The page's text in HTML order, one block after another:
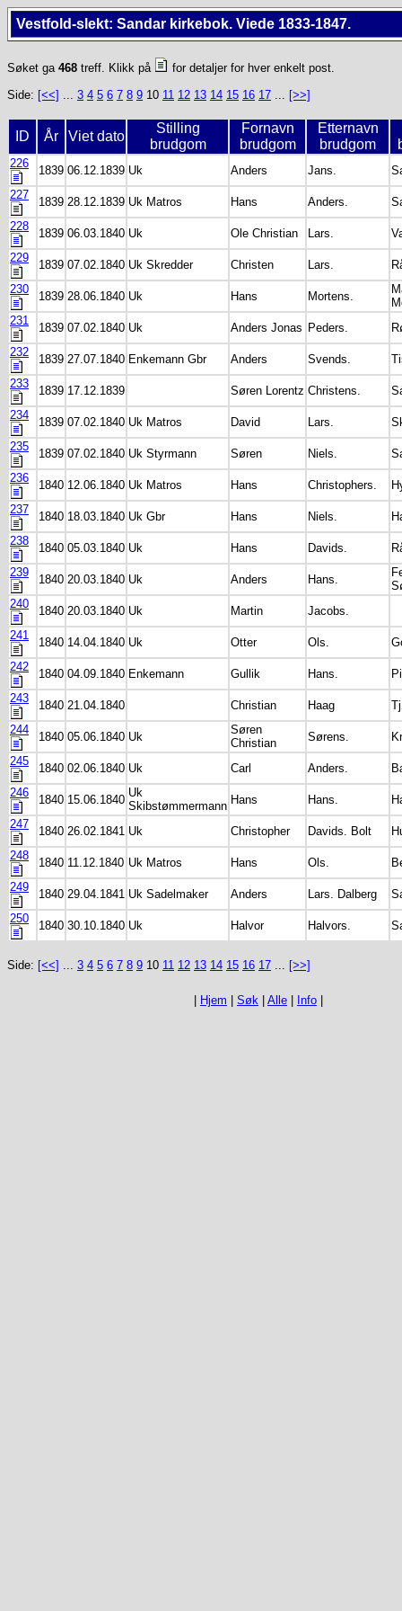
Vestfold-slekt: Sandar kirkebok. Viede 1833-1847.
Søket ga 468 treff. Klikk på
for detaljer for hver enkelt post.
Side: [<<] ... 3 4 5 6 7 8 9 10 11 12 13 14 15 16 17 ... [>>]
ID År Viet dato
Stilling
brudgom
Fornavn
brudgom
Etternavn
brudgom
226
1839 06.12.1839 Uk Anders Jans.
227
1839 28.12.1839 Uk Matros Hans Anders.
228
1839 06.03.1840 Uk Ole Christian Lars.
229
1839 07.02.1840 Uk Skredder Christen Lars.
230
1839 28.06.1840 Uk Hans Mortens.
231
1839 07.02.1840 Uk Anders Jonas Peders.
232
1839 27.07.1840 Enkemann Gbr Anders Svends.
233
1839 17.12.1839 Søren Lorentz Christens.
234
1839 07.02.1840 Uk Matros David Lars.
235
1839 07.02.1840 Uk Styrmann Søren Niels.
236
1840 12.06.1840 Uk Matros Hans Christophers.
237
1840 18.03.1840 Uk Gbr Hans Niels.
238
1840 05.03.1840 Uk Hans Davids.
239
1840 20.03.1840 Uk Anders Hans.
240
1840 20.03.1840 Uk Martin
Jacobs.
241
1840 14.04.1840 Uk Otter Ols.
242
1840 04.09.1840 Enkemann Gullik Hans.
243
1840 21.04.1840 Christian Haag
244
1840 05.06.1840 Uk
Søren
Christian
Sørens.
245
1840 02.06.1840 Uk Carl Anders.
246
1840 15.06.1840
Uk
Skibstømmermann Hans Hans.
247
1840 26.02.1841 Uk Christopher Davids. Bolt
248
1840 11.12.1840 Uk Matros Hans Ols.
249
1840 29.04.1841 Uk Sadelmaker Anders Lars. Dalberg
250
1840 30.10.1840 Uk Halvor Halvors.
Side: [<<] ... 3 4 5 6 7 8 9 10 11 12 13 14 15 16 17 ... [>>]
Hjem Søk Alle Info